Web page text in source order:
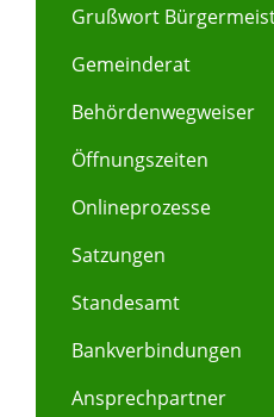
Grußwort
Gemeinderat
Behördenwegweiser
Öffnungszeiten
Onlineprozesse
Satzungen
Standesamt
Bankverbindungen
Ansprechpartner